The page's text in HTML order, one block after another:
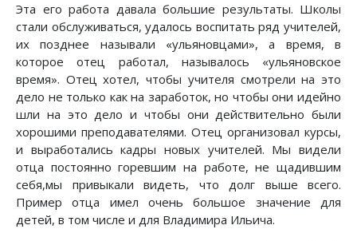
Эта его работа давала большие результаты. Школы
стали обслуживаться, удалось воспитать ряд учителей,
их позднее называли «ульяновцами», а время, в
которое отец работал, называлось «ульяновское
время». Отец хотел, чтобы учителя смотрели на это
дело не только как на заработок, но чтобы они идейно
шли на это дело и чтобы они действительно были
хорошими преподавателями. Отец организовал курсы,
и выработались кадры новых учителей. Мы видели
отца постоянно горевшим на работе, не щадившим
себя,мы привыкали видеть, что долг выше всего.
Пример отца имел очень большое значение для
детей, в том числе и для Владимира Ильича.